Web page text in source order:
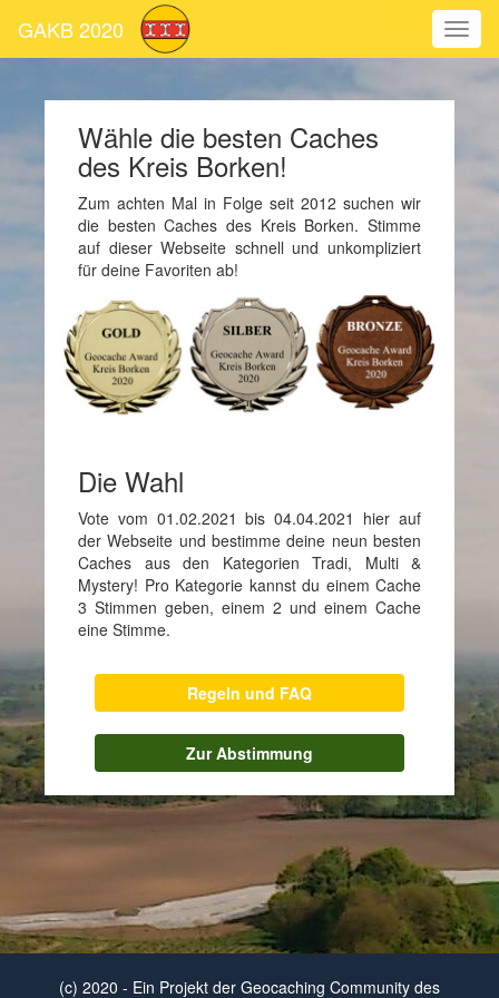
GAKB 2020
Wähle die besten Caches
des Kreis Borken!
Zum achten Mal in Folge seit 2012 suchen wir
die besten Caches des Kreis Borken. Stimme
auf dieser Webseite schnell und unkompliziert
für deine Favoriten ab!
Die Wahl
Vote vom 01.02.2021 bis 04.04.2021 hier auf
der Webseite und bestimme deine neun besten
Caches aus den Kategorien Tradi, Multi &
Mystery! Pro Kategorie kannst du einem Cache
3 Stimmen geben, einem 2 und einem Cache
eine Stimme.
Regeln und FAQ
Zur Abstimmung
(c) 2020 - Ein Projekt der Geocaching Community des